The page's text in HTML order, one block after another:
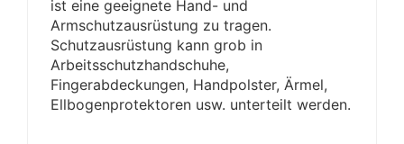
ist eine geeignete Hand- und
Armschutzausrüstung zu tragen.
Schutzausrüstung kann grob in
Arbeitsschutzhandschuhe,
Fingerabdeckungen, Handpolster, Ärmel,
Ellbogenprotektoren usw. unterteilt werden.